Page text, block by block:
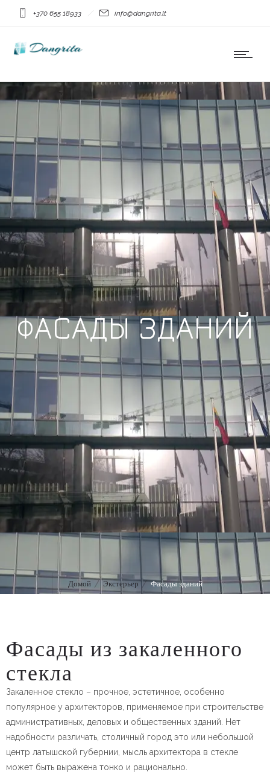
+370 655 18933 info@dangrita.lt
ФАСАДЫ ЗДАНИЙ
Домой Экстерьер Фасады зданий
Фасады из закаленного
стекла
Закаленное стекло – прочное, эстетичное, особенно
популярное у архитекторов, применяемое при строительстве
административных, деловых и общественных зданий. Нет
надобности различать, столичный город это или небольшой
центр латышской губернии, мысль архитектора в стекле
может быть выражена тонко и рационально.